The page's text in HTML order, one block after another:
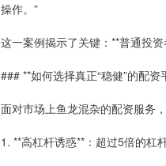
操作。”
这一案例揭示了关键：**普通投
### **如何选择真正“稳健”的配资
面对市场上鱼龙混杂的配资服务
1. **高杠杆诱惑**：超过5倍的杠